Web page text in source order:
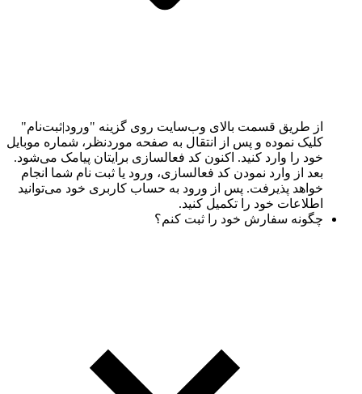
از طریق قسمت بالای وب‌سایت روی گزینه "ورود|ثبت‌نام"
کلیک نموده و پس از انتقال به صفحه موردنظر، شماره موبایل
خود را وارد کنید. اکنون کد فعالسازی برایتان پیامک می‌شود.
بعد از وارد نمودن کد فعالسازی، ورود یا ثبت نام شما انجام
خواهد پذیرفت. پس از ورود به حساب کاربری خود می‌توانید
اطلاعات خود را تکمیل کنید.
چگونه سفارش خود را ثبت کنم؟